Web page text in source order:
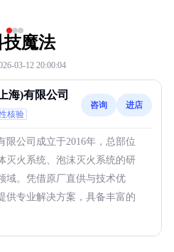
技魔法
03-12 20:00:04
海)有限公司
核验
咨询 进店
限公司成立于2016年，总部位
灭火系统、泡沫灭火系统的研
域。凭借原厂直供与技术优
供专业解决方案，具备丰富的